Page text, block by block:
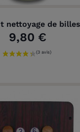
nettoyage de billes
9,80 €